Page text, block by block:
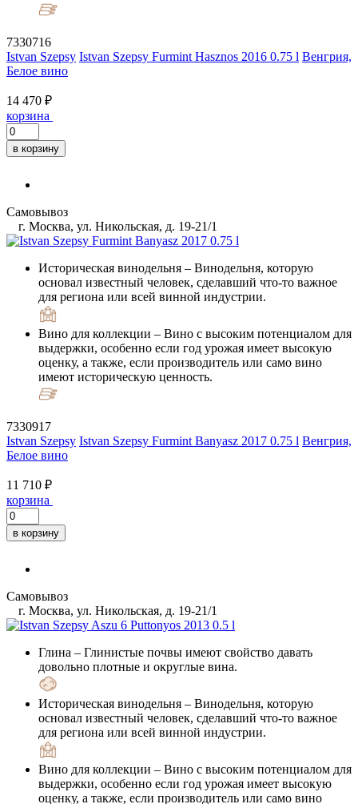
7330716
Istvan Szepsy Istvan Szepsy Furmint Hasznos 2016 0.75 l Венгрия,
Белое вино
14 470 ₽
корзина
в корзину
Самовывоз
г. Москва, ул. Никольская, д. 19-21/1
Историческая винодельня – Винодельня, которую
основал известный человек, сделавший что-то важное
для региона или всей винной индустрии.
Вино для коллекции – Вино с высоким потенциалом для
выдержки, особенно если год урожая имеет высокую
оценку, а также, если производитель или само вино
имеют историческую ценность.
7330917
Istvan Szepsy Istvan Szepsy Furmint Banyasz 2017 0.75 l Венгрия,
Белое вино
11 710 ₽
корзина
в корзину
Самовывоз
г. Москва, ул. Никольская, д. 19-21/1
Глина – Глинистые почвы имеют свойство давать
довольно плотные и округлые вина.
Историческая винодельня – Винодельня, которую
основал известный человек, сделавший что-то важное
для региона или всей винной индустрии.
Вино для коллекции – Вино с высоким потенциалом для
выдержки, особенно если год урожая имеет высокую
оценку, а также, если производитель или само вино